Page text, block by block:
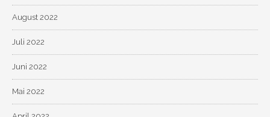
August 2022
Juli 2022
Juni 2022
Mai 2022